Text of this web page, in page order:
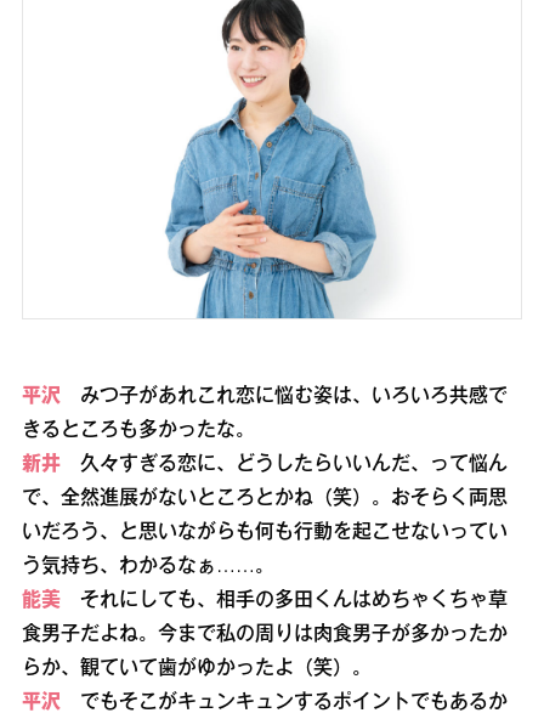
平沢 みつ子があれこれ恋に悩む姿は、いろいろ共感で
きるところも多かったな。
新井 久々すぎる恋に、どうしたらいいんだ、って悩ん
で、全然進展がないところとかね（笑）。おそらく両思
いだろう、と思いながらも何も行動を起こせないってい
う気持ち、わかるなぁ……。
能美 それにしても、相手の多田くんはめちゃくちゃ草
食男子だよね。今まで私の周りは肉食男子が多かったか
らか、観ていて歯がゆかったよ（笑）。
平沢 でもそこがキュンキュンするポイントでもあるか